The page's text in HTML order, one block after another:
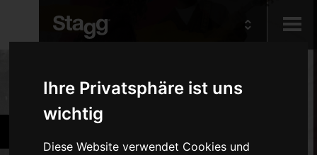
Ihre Privatsphäre ist uns
wichtig
Diese Website verwendet Cookies und
Produkte
Becken und Percussion